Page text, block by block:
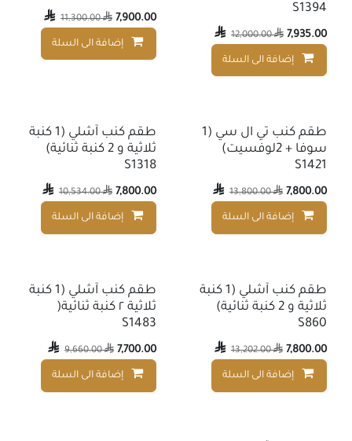
S1394
7,935.00
12,000.00
إضافة الى السلة إضافة إلى قائمة الأمنيات
7,900.00
11,300.00
إضافة الى السلة
طقم كنب تي ال سي (1
سوفا + 2لوفسيت)
S1421
7,800.00
13,800.00
إضافة الى السلة إضافة إلى قائمة الأمنيات
طقم كنب آشلي (1 كنبة
ثلاثية و 2 كنبة ثنائية)
S1318
7,800.00
10,534.00
إضافة الى السلة
Summer Deals
طقم كنب آشلي (1 كنبة
ثلاثية و 2 كنبة ثنائية)
S860
7,800.00
13,202.00
إضافة الى السلة إضافة إلى قائمة الأمنيات
طقم كنب آشلي (1 كنبة
ثلاثية ٢ كنبة ثنائية(
S1483
7,700.00
9,660.00
إضافة الى السلة